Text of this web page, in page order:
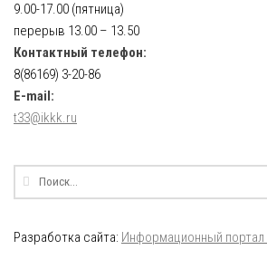
9.00-17.00 (пятница)
перерыв 13.00 – 13.50
Контактный телефон:
8(86169) 3-20-86
E-mail:
t33@ikkk.ru
Найти:
Разработка сайта: Информационный